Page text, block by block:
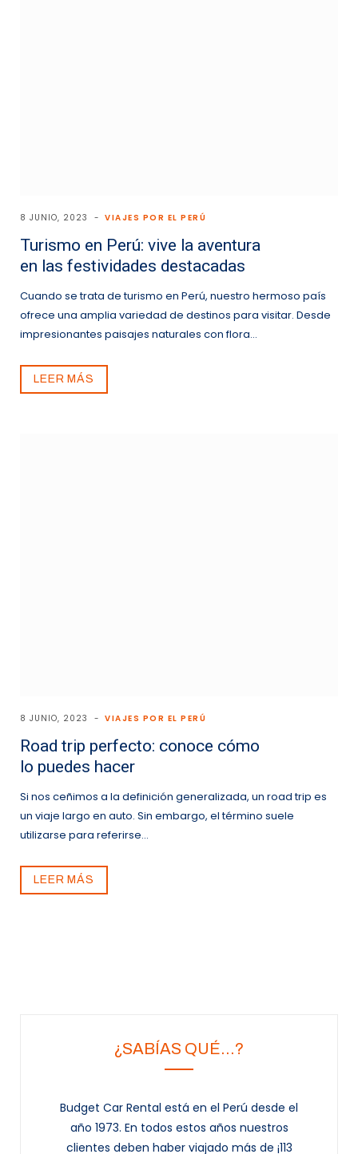
8 JUNIO, 2023 VIAJES POR EL PERÚ
Turismo en Perú: vive la aventura
en las festividades destacadas
Cuando se trata de turismo en Perú, nuestro hermoso país
ofrece una amplia variedad de destinos para visitar. Desde
impresionantes paisajes naturales con flora…
LEER MÁS
8 JUNIO, 2023 VIAJES POR EL PERÚ
Road trip perfecto: conoce cómo
lo puedes hacer
Si nos ceñimos a la definición generalizada, un road trip es
un viaje largo en auto. Sin embargo, el término suele
utilizarse para referirse…
LEER MÁS
¿SABÍAS QUÉ…?
Budget Car Rental está en el Perú desde el
año 1973. En todos estos años nuestros
clientes deben haber viajado más de ¡113